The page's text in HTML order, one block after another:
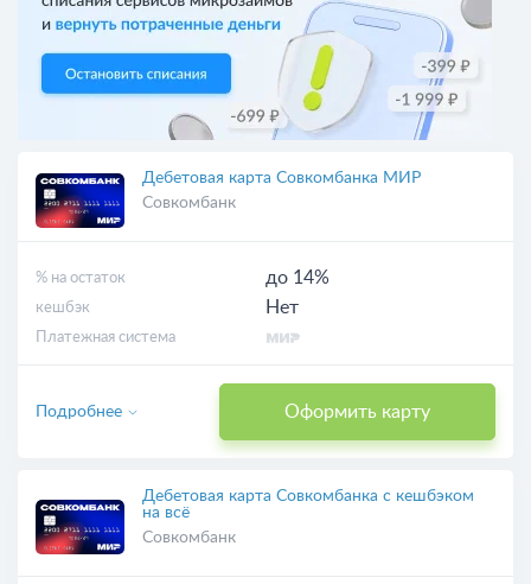
Дебетовая карта Совкомбанка МИР
Совкомбанк
% на остаток до 14%
кешбэк Нет
Платежная система
Оформить карту
Подробнее
Дебетовая карта Совкомбанка с кешбэком
на всё
Совкомбанк